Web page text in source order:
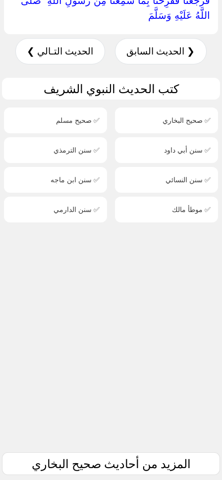
اللَّهُ عَلَيْهِ وَسَلَّمَ ‏
❮ الحديث السابق الحديث التـالي ❯
كتب الحديث النبوي الشريف
✅ صحيح البخاري ✅ صحيح مسلم
✅ سنن أبي داود ✅ سنن الترمذي
✅ سنن النسائي ✅ سنن ابن ماجه
✅ موطأ مالك ✅ سنن الدارمي
المزيد من أحاديث صحيح البخاري